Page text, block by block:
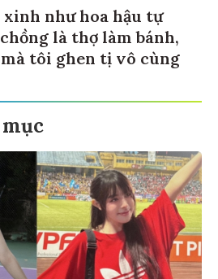
như hoa hậu tự
là thợ làm bánh,
tôi ghen tị vô cùng